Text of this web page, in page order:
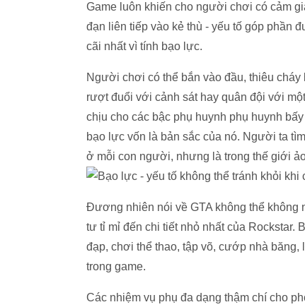
Game luôn khiến cho người chơi có cảm
đạn liên tiếp vào kẻ thù - yếu tố góp phần
cãi nhất vì tính bạo lực.
Người chơi có thể bắn vào đầu, thiêu
rượt đuổi với cảnh sát hay quân đội với
chịu cho các bậc phụ huynh phụ huynh
bạo lực vốn là bản sắc của nó. Người ta
ở mỗi con người, nhưng là trong thế giới
Đương nhiên nói về GTA không thể
tư tỉ mỉ đến chi tiết nhỏ nhất của Rockstar.
đạp, chơi thể thao, tập võ, cướp nhà băng,
trong game.
Các nhiệm vụ phụ đa dạng thậm chí cho